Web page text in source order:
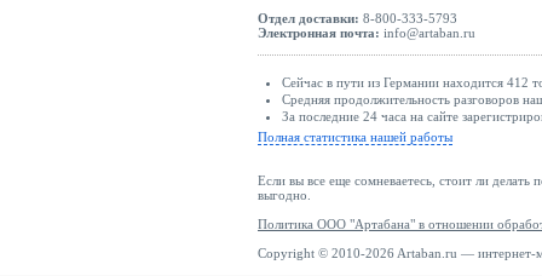
Отдел доставки: 8-800-333-5793
Электронная почта: info@artaban.ru
Сейчас в пути из Германии находится 412
Средняя продолжительность разговоров
За последние 24 часа на сайте
Полная статистика нашей работы
Если вы все еще сомневаетесь, стоит ли делать
выгодно.
Политика ООО "Артабана" в отношении
Copyright © 2010-2026 Artaban.ru — интернет-